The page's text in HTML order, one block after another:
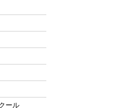
ール